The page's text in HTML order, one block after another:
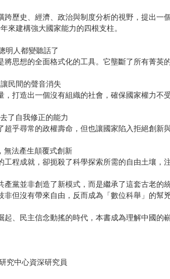
跨歷史、經濟、政治與制度分析的視野，提出
建構強大國家能力的四根支柱。
明人都變聽話了
想的全面格式化的工具。它壟斷了所有菁英的
民間的聲音消失
造出一個沒有組織的社會，確保國家權力不受
了自我修正的能力
尋常的政權壽命，但也讓國家陷入拒絕創新與
無法產生顛覆式創新
成就，卻扼殺了科學探索所需的自由土壤，
並非創造了新模式，而是繼承了這套古老的
非但沒有帶來自由，反而成為「數位科舉」的幫
民主信念動搖的時代，本書成為理解中國的
究中心資深研究員